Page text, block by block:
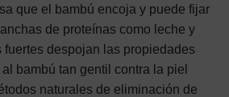
que el bambú encoja y puede fijar
de proteínas como leche y
fuertes despojan las propiedades
bambú tan gentil contra la piel
naturales de eliminación de